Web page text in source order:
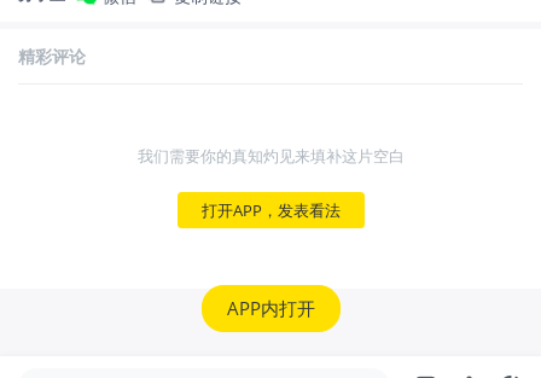
精彩评论
我们需要你的真知灼见来填补这片空白
打开APP，发表看法
APP内打开